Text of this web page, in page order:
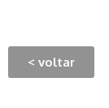
< voltar